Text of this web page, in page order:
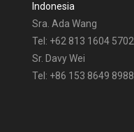
Indonesia
Sra. Ada Wang
Tel: +62 813 1604 5702
Sr. Davy Wei
Tel: +86 153 8649 8988